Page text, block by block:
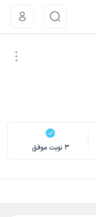
3 نوبت موفق